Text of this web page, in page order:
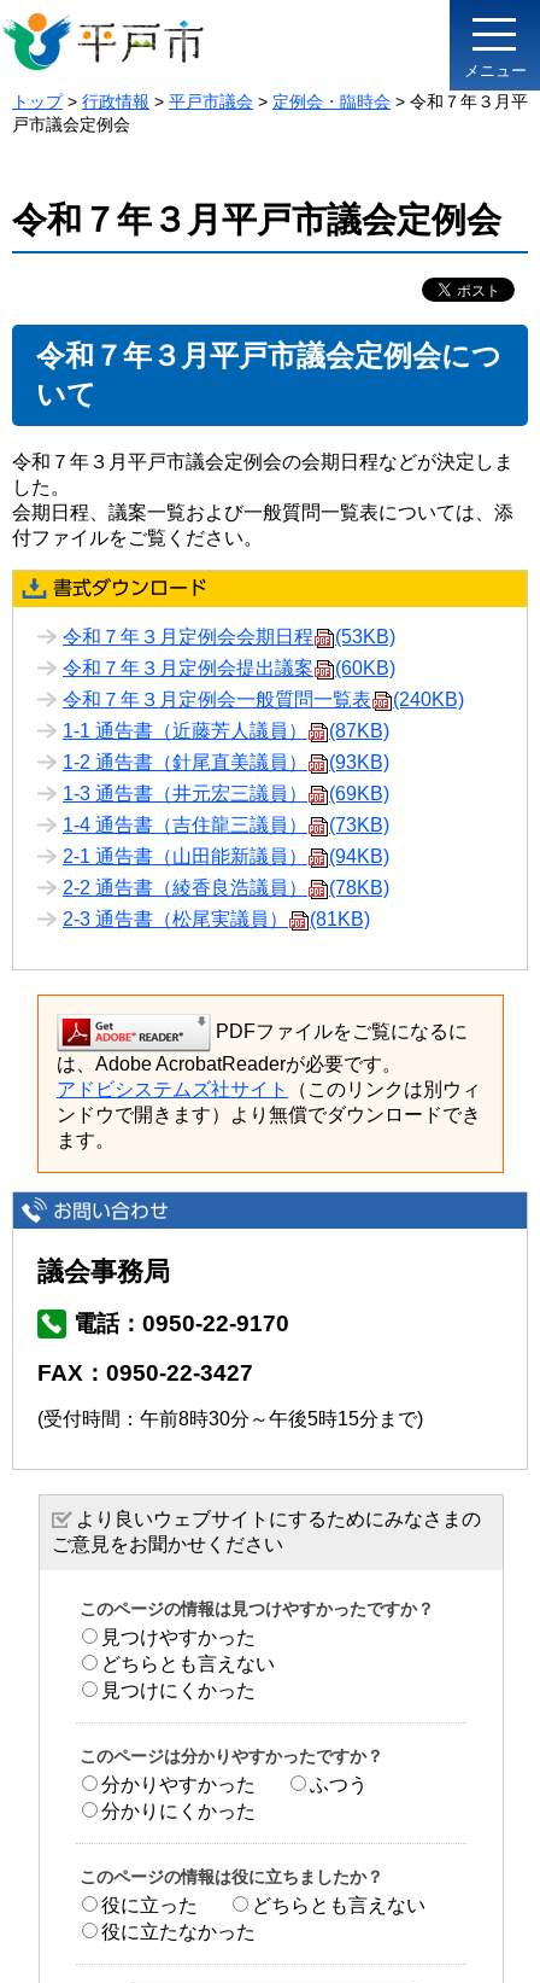
メニュー
トップ> 行政情報 > 平戸市議会 > 定例会・臨時会 > 令和７年３月平
戸市議会定例会
令和７年３月平戸市議会定例会
令和７年３月平戸市議会定例会につ
いて
令和７年３月平戸市議会定例会の会期日程などが決定しま
した。
会期日程、議案一覧および一般質問一覧表については、添
付ファイルをご覧ください。
令和７年３月定例会会期日程
(53KB)
令和７年３月定例会提出議案
(60KB)
令和７年３月定例会一般質問一覧表
(240KB)
1-1 通告書（近藤芳人議員）
(87KB)
1-2 通告書（針尾直美議員）
(93KB)
1-3 通告書（井元宏三議員）
(69KB)
1-4 通告書（吉住龍三議員）
(73KB)
2-1 通告書（山田能新議員）
(94KB)
2-2 通告書（綾香良浩議員）
(78KB)
2-3 通告書（松尾実議員）
(81KB)
PDFファイルをご覧になるに
は、Adobe AcrobatReaderが必要です。
アドビシステムズ社サイト
（このリンクは別ウィ
ンドウで開きます）より無償でダウンロードでき
ます。
議会事務局
電話：0950-22-9170
FAX：0950-22-3427
(受付時間：午前8時30分～午後5時15分まで)
より良いウェブサイトにするためにみなさまの
ご意見をお聞かせください
このページの情報は見つけやすかったですか？
見つけやすかった
どちらとも言えない
見つけにくかった
このページは分かりやすかったですか？
分かりやすかった
ふつう
分かりにくかった
このページの情報は役に立ちましたか？
役に立った
どちらとも言えない
役に立たなかった